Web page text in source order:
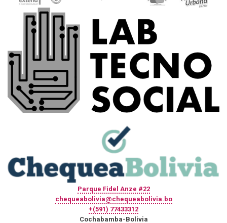
Parque Fidel Anze #22
chequeabolivia@chequeabolivia.bo
+(591) 77433312
Cochabamba-Bolivia